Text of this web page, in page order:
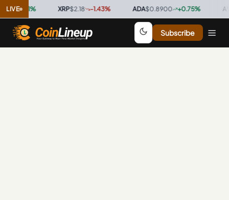
LIVE
+3.21 %· XRP$2.18 -1.43%· ADA$0.8900 +0.75%·
Subscribe